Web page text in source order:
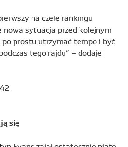
na czele rankingu
nowa sytuacja przed kolejnym
prostu utrzymać tempo i być
tego rajdu” – dodaje
się